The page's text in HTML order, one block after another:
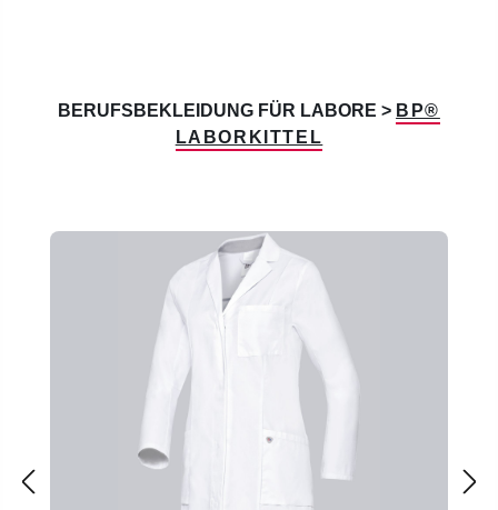
BERUFSBEKLEIDUNG FÜR LABORE > BP®
LABORKITTEL
Produktgalerie überspringen